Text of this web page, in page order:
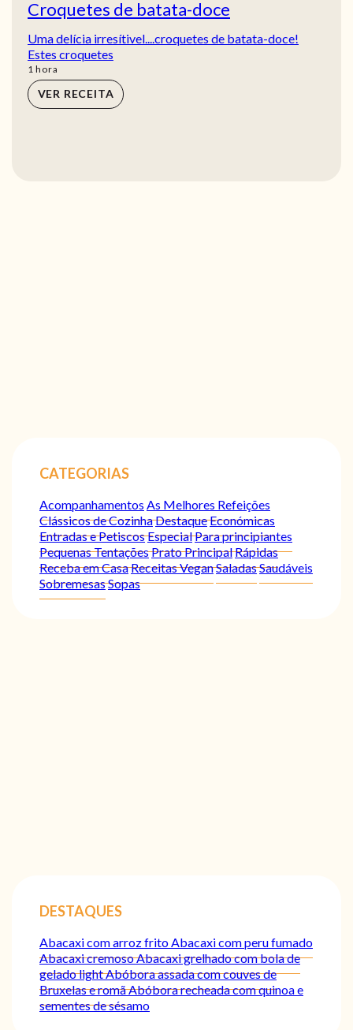
Croquetes de batata-doce
Uma delícia irresítivel....croquetes de batata-doce!
Estes croquetes
1 hora
hora
VER RECEITA
CATEGORIAS
Acompanhamentos As Melhores Refeições
Clássicos de CozinhaDestaqueEconómicas
Entradas e PetiscosEspecialPara principiantes
Pequenas TentaçõesPrato PrincipalRápidas
Receba em CasaReceitas VeganSaladasSaudáveis
SobremesasSopas
DESTAQUES
Abacaxi com arroz fritoAbacaxi com peru fumado
Abacaxi cremosoAbacaxi grelhado com bola de
gelado lightAbóbora assada com couves de
Bruxelas e romãAbóbora recheada com quinoa e
sementes de sésamo